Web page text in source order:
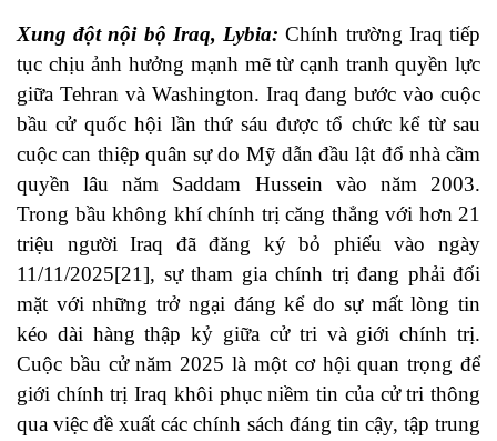
Xung đột nội bộ Iraq, Lybia: Chính trường Iraq tiếp
tục chịu ảnh hưởng mạnh mẽ từ cạnh tranh quyền lực
giữa Tehran và Washington. Iraq đang bước vào cuộc
bầu cử quốc hội lần thứ sáu được tổ chức kể từ sau
cuộc can thiệp quân sự do Mỹ dẫn đầu lật đổ nhà cầm
quyền lâu năm Saddam Hussein vào năm 2003.
Trong bầu không khí chính trị căng thẳng với hơn 21
triệu người Iraq đã đăng ký bỏ phiếu vào ngày
11/11/2025[21], sự tham gia chính trị đang phải đối
mặt với những trở ngại đáng kể do sự mất lòng tin
kéo dài hàng thập kỷ giữa cử tri và giới chính trị.
Cuộc bầu cử năm 2025 là một cơ hội quan trọng để
giới chính trị Iraq khôi phục niềm tin của cử tri thông
qua việc đề xuất các chính sách đáng tin cậy, tập trung